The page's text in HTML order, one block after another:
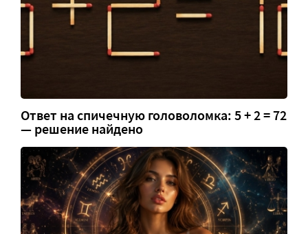
Ответ на спичечную головоломка: 5 + 2 = 72
— решение найдено